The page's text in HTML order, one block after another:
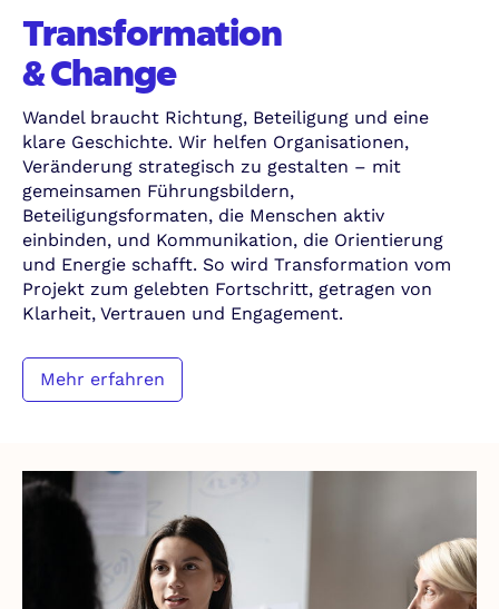
Transformation
& Change
Wandel braucht Richtung, Beteiligung und eine
klare Geschichte. Wir helfen Organisationen,
Veränderung strategisch zu gestalten – mit
gemeinsamen Führungsbildern,
Beteiligungsformaten, die Menschen aktiv
einbinden, und Kommunikation, die Orientierung
und Energie schafft. So wird Transformation vom
Projekt zum gelebten Fortschritt, getragen von
Klarheit, Vertrauen und Engagement.
Mehr erfahren